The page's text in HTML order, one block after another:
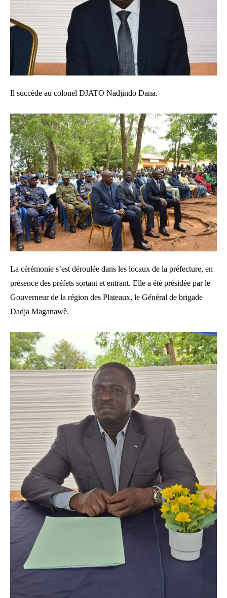
Il succède au colonel DJATO Nadjindo Dana.
La cérémonie s’est déroulée dans les locaux de la préfecture, en
présence des préfets sortant et entrant. Elle a été présidée par le
Gouverneur de la région des Plateaux, le Général de brigade
Dadja Maganawè.